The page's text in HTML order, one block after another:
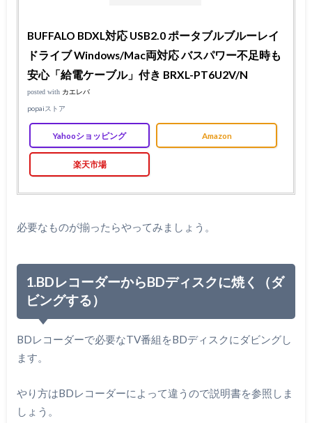
BUFFALO BDXL対応 USB2.0 ポータブルブルーレイ
ドライブ Windows/Mac両対応 バスパワー不足時も
安心「給電ケーブル」付き BRXL-PT6U2V/N
posted with カエレバ
popaiストア
Yahooショッピング Amazon
楽天市場
必要なものが揃ったらやってみましょう。
1.BDレコーダーからBDディスクに焼く（ダ
ビングする）
BDレコーダーで必要なTV番組をBDディスクにダビングし
ます。
やり方はBDレコーダーによって違うので説明書を参照しま
しょう。